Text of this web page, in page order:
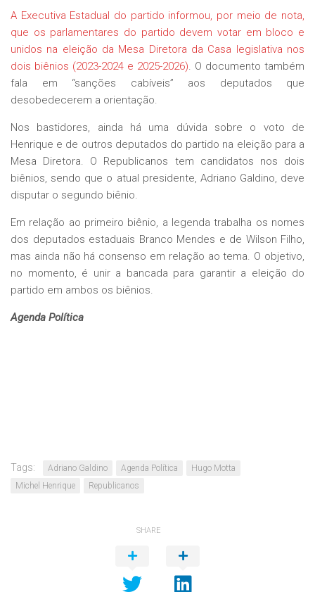
A Executiva Estadual do partido informou, por meio de nota,
que os parlamentares do partido devem votar em bloco e
unidos na eleição da Mesa Diretora da Casa legislativa nos
dois biênios (2023-2024 e 2025-2026). O documento também
fala em “sanções cabíveis” aos deputados que
desobedecerem a orientação.
Nos bastidores, ainda há uma dúvida sobre o voto de
Henrique e de outros deputados do partido na eleição para a
Mesa Diretora. O Republicanos tem candidatos nos dois
biênios, sendo que o atual presidente, Adriano Galdino, deve
disputar o segundo biênio.
Em relação ao primeiro biênio, a legenda trabalha os nomes
dos deputados estaduais Branco Mendes e de Wilson Filho,
mas ainda não há consenso em relação ao tema. O objetivo,
no momento, é unir a bancada para garantir a eleição do
partido em ambos os biênios.
Agenda Política
Tags: Adriano Galdino Agenda Política
Hugo Motta
Michel Henrique
Republicanos
SHARE